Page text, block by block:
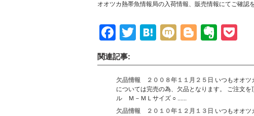
オオツカ熱帯魚情報局の入荷情報、販売情報にてご確認
Facebook
Twitter
Hatena
MixiBlogger
関連記事:
欠品情報 ２００８年１１月２５日 いつもオオツ
については完売の為、欠品となります。 ご注文
ル Ｍ－ＭＬサイズ ○ ......
欠品情報 ２０１０年１２月１３日 いつもオオツ